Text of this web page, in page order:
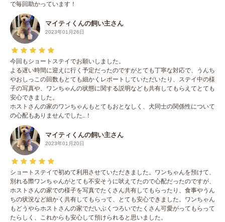
で毎回助かっています！
マイティくんの飼い主さん
2023年01月26日
今回もショートステイでお願いしました。
よる遅い時間に迎えに行く予定だったのですがとても丁寧な対応で、うんち
やおしっこの回数もとても細かくレポートしていただいたり、ステイ中の様
子の写真や、ワンちゃんの状態に関する説明なども共有してもらえてとても
安心できました。
ホストさんの家のワンちゃんもとてもおとなしく、犬同士の関係性について
の心配もありませんでした..！
マイティくんの飼い主さん
2023年01月20日
ショートステイで初めて利用させていただきました。ワンちゃんを預けて、
別れる際ワンちゃんがとても不安そうに吠えてたので心配だったのですが、
ホストさんの家での様子を写真でたくさん共有してもらったり、食事やうん
ちの状況など細かく共有してもらって、とても安心できました。ワンちゃん
もどうやらホストさんの家でだいぶくつろいでたくさん可愛がってもらって
たらしく、これからも安心して預けられると思いました。